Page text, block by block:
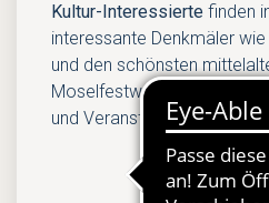
Kultur-Interessierte finden
interessante Denkmäler
und den schönsten
Moselfestwochen, den
und Veranstaltungen